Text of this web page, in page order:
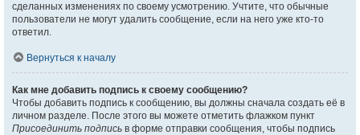
сделанных изменениях по своему усмотрению. Учтите, что обычные
пользователи не могут удалить сообщение, если на него уже кто-то
ответил.
Вернуться к началу
Как мне добавить подпись к своему сообщению?
Чтобы добавить подпись к сообщению, вы должны сначала создать её в
личном разделе. После этого вы можете отметить флажком пункт
Присоединить подпись в форме отправки сообщения, чтобы подпись